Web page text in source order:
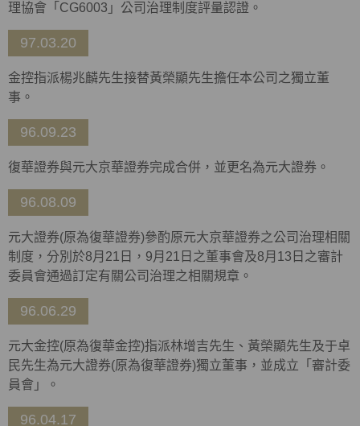
理協會「CG6003」公司治理制度評量認證。
97.03.20
金控指派楊兆麟先生接替黃榮顯先生擔任本公司之獨立董
事。
96.09.23
復華證券與元大京華證券完成合併，並更名為元大證券。
96.08.09
元大證券(原為復華證券)參酌原元大京華證券之公司治理相關
制度，分別於8月21日，9月21日之董事會及8月13日之審計
委員會通過訂定有關公司治理之相關規章。
96.06.29
元大金控(原為復華金控)指派林增吉先生、黃榮顯先生及于卓
民先生為元大證券(原為復華證券)獨立董事，並成立「審計委
員會」。
96.04.17